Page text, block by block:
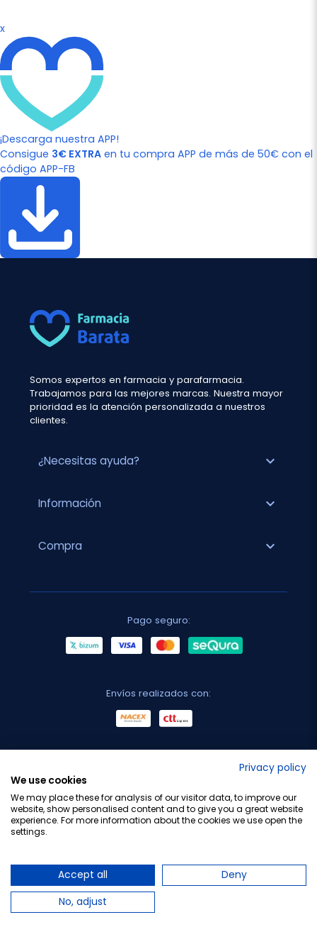
x
¡Descarga nuestra APP!
Consigue 3€ EXTRA en tu compra APP de más de 50€ con el
código APP-FB
Somos expertos en farmacia y parafarmacia.
Trabajamos para las mejores marcas. Nuestra mayor
prioridad es la atención personalizada a nuestros
clientes.
¿Necesitas ayuda? expand_more
Información expand_more
Compra expand_more
Pago seguro:
Envíos realizados con:
Privacy policy
We use cookies
We may place these for analysis of our visitor data, to improve our
website, show personalised content and to give you a great website
experience. For more information about the cookies we use open the
settings.
Accept all
Deny
No, adjust